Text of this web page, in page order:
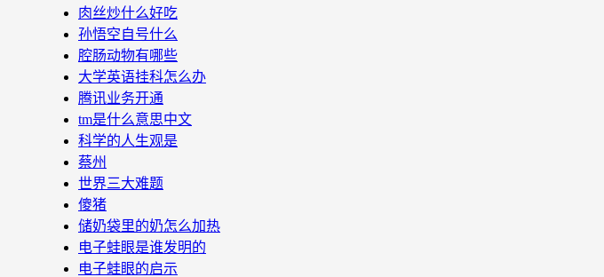
肉丝炒什么好吃
孙悟空自号什么
腔肠动物有哪些
大学英语挂科怎么办
腾讯业务开通
tm是什么意思中文
科学的人生观是
蔡州
世界三大难题
傻猪
储奶袋里的奶怎么加热
电子蛙眼是谁发明的
电子蛙眼的启示